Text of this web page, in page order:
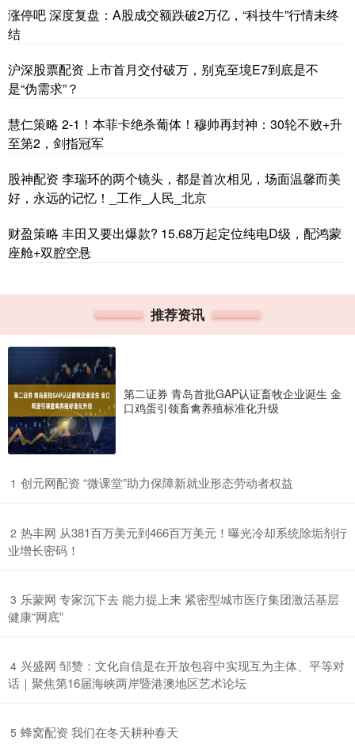
涨停吧 深度复盘：A股成交额跌破2万亿，“科技牛”行情未终
结
沪深股票配资 上市首月交付破万，别克至境E7到底是不
是“伪需求”？
慧仁策略 2-1！本菲卡绝杀葡体！穆帅再封神：30轮不败+升
至第2，剑指冠军
股神配资 李瑞环的两个镜头，都是首次相见，场面温馨而美
好，永远的记忆！_工作_人民_北京
财盈策略 丰田又要出爆款? 15.68万起定位纯电D级，配鸿蒙
座舱+双腔空悬
推荐资讯
第二证券 青岛首批GAP认证畜牧企业诞生 金
口鸡蛋引领畜禽养殖标准化升级
1 ​创元网配资 “微课堂”助力保障新就业形态劳动者权益
2 ​热丰网 从381百万美元到466百万美元！曝光冷却系统除垢剂行
业增长密码！
3 ​乐蒙网 专家沉下去 能力提上来 紧密型城市医疗集团激活基层
健康“网底”
4 ​兴盛网 邹赞：文化自信是在开放包容中实现互为主体、平等对
话｜聚焦第16届海峡两岸暨港澳地区艺术论坛
5 ​蜂窝配资 我们在冬天耕种春天